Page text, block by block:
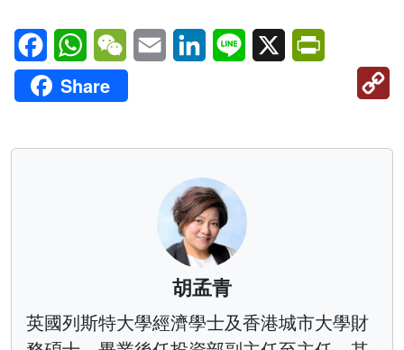
FacebookWhatsAppWeChatEmail LinkedInLine X
Share
胡孟青
英國列斯特大學經濟學士及香港城市大學財